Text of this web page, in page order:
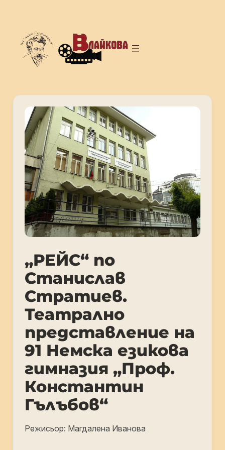
„РЕЙС“ по
Станислав
Стратиев.
Театрално
представление на
91 Немска езикова
гимназия „Проф.
Константин
Гълъбов“
Режисьор: Магдалена Иванова